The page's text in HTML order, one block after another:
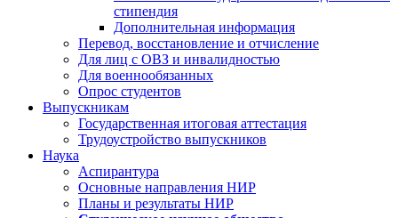
стипендия
Дополнительная информация
Перевод, восстановление и отчисление
Для лиц с ОВЗ и инвалидностью
Для военнообязанных
Опрос студентов
Выпускникам
Государственная итоговая аттестация
Трудоустройство выпускников
Наука
Аспирантура
Основные направления НИР
Планы и результаты НИР